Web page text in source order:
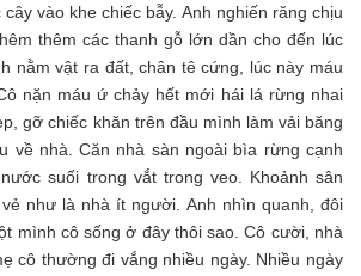
vào khe chiếc bẫy. Anh nghiến răng chịu
thêm các thanh gỗ lớn dần cho đến lúc
nằm vật ra đất, chân tê cứng, lúc này máu
nặn máu ứ chảy hết mới hái lá rừng nhai
gỡ chiếc khăn trên đầu mình làm vải băng
về nhà. Căn nhà sàn ngoài bìa rừng cạnh
suối trong vắt trong veo. Khoảnh sân
như là nhà ít người. Anh nhìn quanh, đôi
mình cô sống ở đây thôi sao. Cô cười, nhà
cô thường đi vắng nhiều ngày. Nhiều ngày